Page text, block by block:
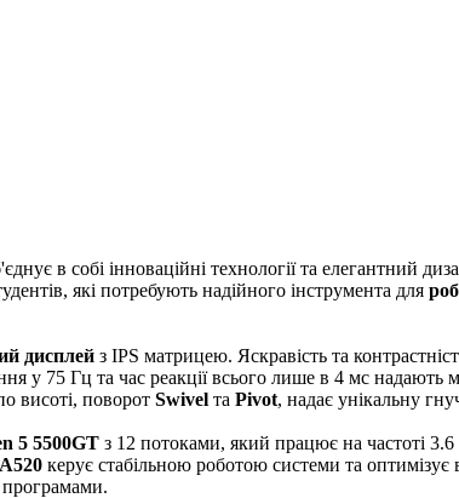
в собі інноваційні технології та елегантний
які потребують надійного інструмента для
дисплей з IPS матрицею. Яскравість та
у 75 Гц та час реакції всього лише в 4 мс
висоті, поворот Swivel та Pivot, надає унікальну
5 5500GT з 12 потоками, який працює на частоті
керує стабільною роботою системи та